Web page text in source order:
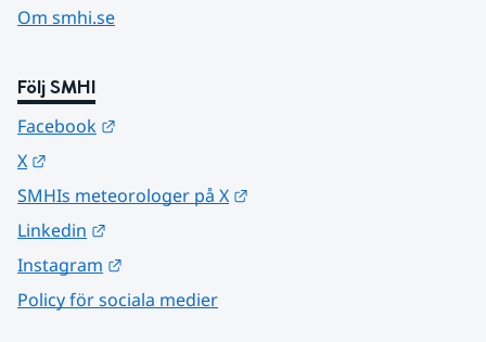
Om smhi.se
Följ SMHI
Facebook
X
SMHIs meteorologer på X
Linkedin
Instagram
Policy för sociala medier